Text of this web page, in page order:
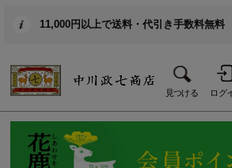
11,000円以上で送料・代引き手数料無料
見つける ログ